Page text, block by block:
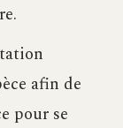
afin de
pour se